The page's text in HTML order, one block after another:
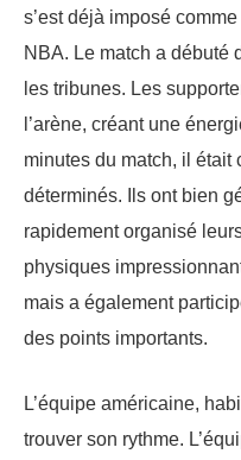
s’est déjà imposé
NBA. Le match a débuté
les tribunes. Les
l’arène, créant une
minutes du match, il
déterminés. Ils ont bien
rapidement organisé
physiques
mais a également
des points importants.
L’équipe américaine,
trouver son rythme.